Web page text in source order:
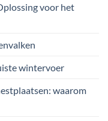
voor het
wintervoer
waarom